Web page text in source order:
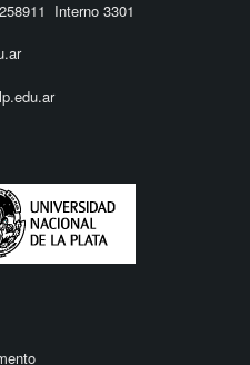
Interno 3301